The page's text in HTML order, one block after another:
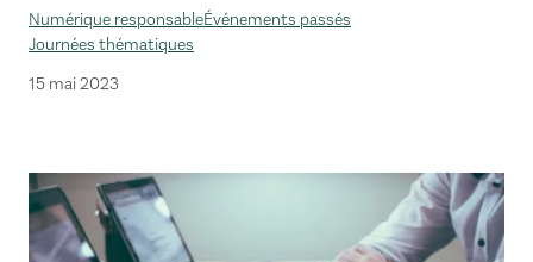
Numérique responsableÉvénements passés
Journées thématiques
15 mai 2023